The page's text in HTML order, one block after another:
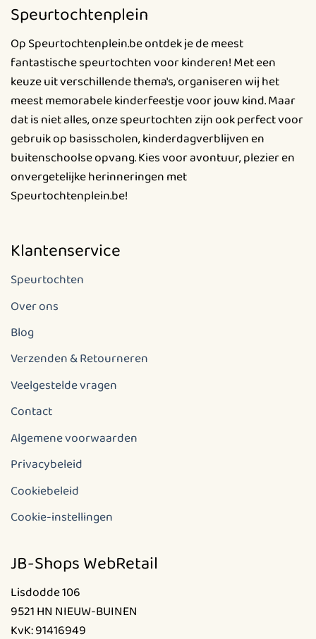
Deze
optie
kan
gekozen
worden
op
de
productpagina
Speurtochtenplein
Op Speurtochtenplein.be ontdek je de meest
fantastische speurtochten voor kinderen! Met een
keuze uit verschillende thema's, organiseren wij het
meest memorabele kinderfeestje voor jouw kind. Maar
dat is niet alles, onze speurtochten zijn ook perfect voor
gebruik op basisscholen, kinderdagverblijven en
buitenschoolse opvang. Kies voor avontuur, plezier en
onvergetelijke herinneringen met
Speurtochtenplein.be!
Klantenservice
Speurtochten
Over ons
Blog
Verzenden & Retourneren
Veelgestelde vragen
Contact
Algemene voorwaarden
Privacybeleid
Cookiebeleid
Cookie-instellingen
JB-Shops WebRetail
Lisdodde 106
9521 HN NIEUW-BUINEN
KvK: 91416949